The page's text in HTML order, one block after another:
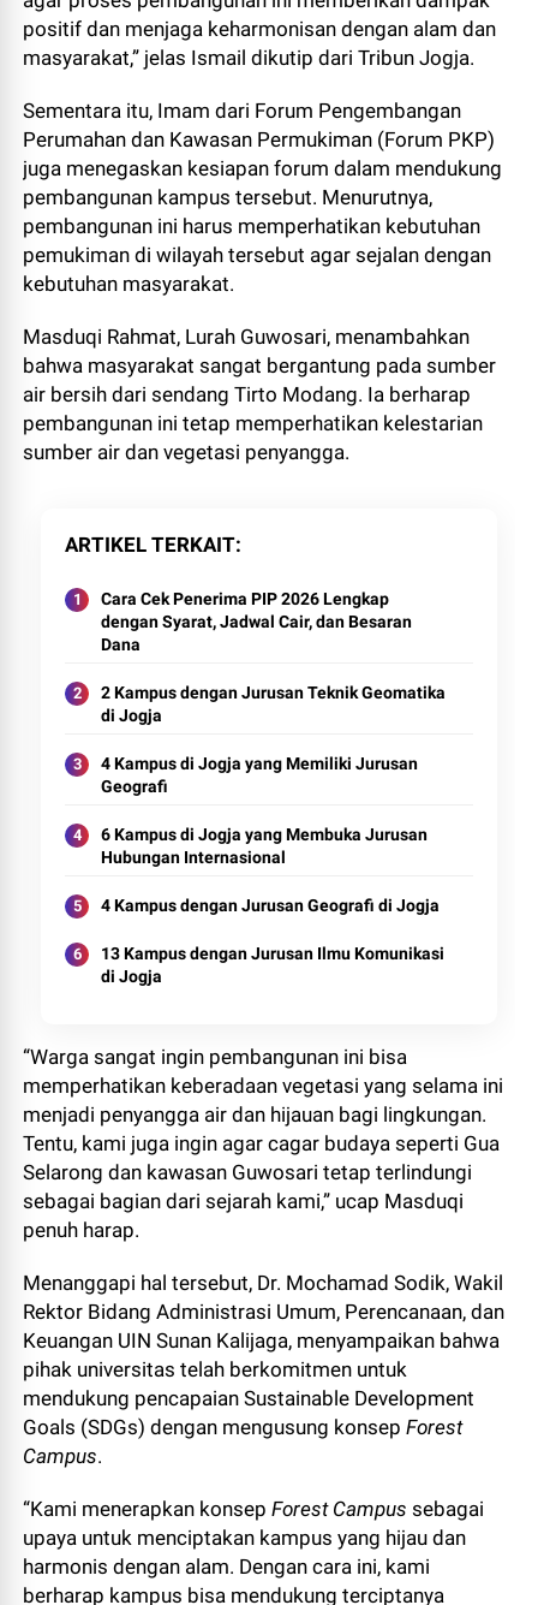
positif dan menjaga keharmonisan dengan alam dan
masyarakat,” jelas Ismail dikutip dari Tribun Jogja.
Sementara itu, Imam dari Forum Pengembangan
Perumahan dan Kawasan Permukiman (Forum PKP)
juga menegaskan kesiapan forum dalam mendukung
pembangunan kampus tersebut. Menurutnya,
pembangunan ini harus memperhatikan kebutuhan
pemukiman di wilayah tersebut agar sejalan dengan
kebutuhan masyarakat.
Masduqi Rahmat, Lurah Guwosari, menambahkan
bahwa masyarakat sangat bergantung pada sumber
air bersih dari sendang Tirto Modang. Ia berharap
pembangunan ini tetap memperhatikan kelestarian
sumber air dan vegetasi penyangga.
ARTIKEL TERKAIT
Cara Cek Penerima PIP 2026 Lengkap
dengan Syarat, Jadwal Cair, dan Besaran
Dana
2 Kampus dengan Jurusan Teknik Geomatika
di Jogja
4 Kampus di Jogja yang Memiliki Jurusan
Geografi
6 Kampus di Jogja yang Membuka Jurusan
Hubungan Internasional
4 Kampus dengan Jurusan Geografi di Jogja
13 Kampus dengan Jurusan Ilmu Komunikasi
di Jogja
“Warga sangat ingin pembangunan ini bisa
memperhatikan keberadaan vegetasi yang selama ini
menjadi penyangga air dan hijauan bagi lingkungan.
Tentu, kami juga ingin agar cagar budaya seperti Gua
Selarong dan kawasan Guwosari tetap terlindungi
sebagai bagian dari sejarah kami,” ucap Masduqi
penuh harap.
Menanggapi hal tersebut, Dr. Mochamad Sodik, Wakil
Rektor Bidang Administrasi Umum, Perencanaan, dan
Keuangan UIN Sunan Kalijaga, menyampaikan bahwa
pihak universitas telah berkomitmen untuk
mendukung pencapaian Sustainable Development
Goals (SDGs) dengan mengusung konsepForest
Campus.
“Kami menerapkan konsepForest Campus sebagai
upaya untuk menciptakan kampus yang hijau dan
harmonis dengan alam. Dengan cara ini, kami
berharap kampus bisa mendukung terciptanya